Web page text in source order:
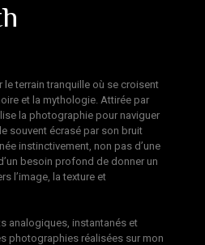
le terrain tranquille où se croisent
et la mythologie. Attirée par
la photographie pour naviguer
souvent écrasé par son bruit
instinctivement, non pas d’une
besoin profond de donner un
l’image, la texture et
analogiques, instantanés et
photographies réalisées sur mon